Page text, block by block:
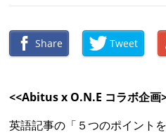
Share Tweet
<<Abitus x O.N.E コラボ企画
英語記事の「５つのポイント